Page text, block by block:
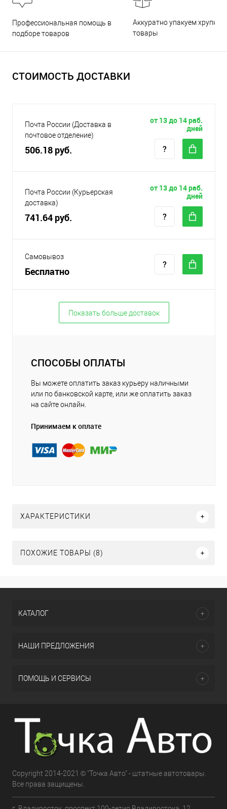
Профессиональная помощь в
подборе товаров
Аккуратно упакуем хрупкие
товары
СТОИМОСТЬ ДОСТАВКИ
Почта России (Доставка в
почтовое отделение)
506.18 руб.
от 13 до 14 раб.
дней
Почта России (Курьерская
доставка)
741.64 руб.
от 13 до 14 раб.
дней
Самовывоз
Бесплатно
Показать больше доставок
СПОСОБЫ ОПЛАТЫ
Вы можете оплатить заказ курьеру наличными
или по банковской карте, или же оплатить заказ
на сайте онлайн.
Принимаем к оплате
ХАРАКТЕРИСТИКИ
ПОХОЖИЕ ТОВАРЫ (8)
КАТАЛОГ
НАШИ ПРЕДЛОЖЕНИЯ
ПОМОЩЬ И СЕРВИСЫ
Copyright 2014-2021 © "Точка Авто" - штатные автотовары.
Все права защищены.